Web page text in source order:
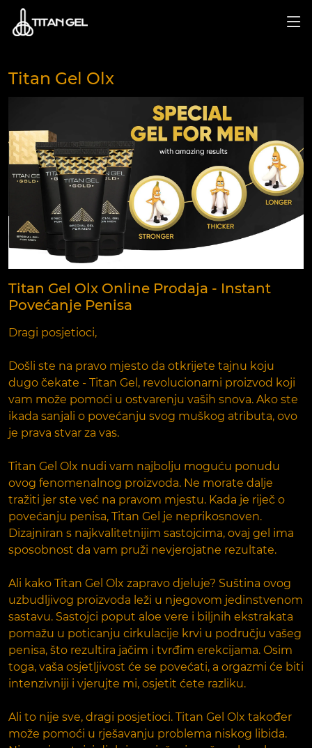
Titan Gel Olx
Titan Gel Olx Online Prodaja - Instant
Povećanje Penisa
Dragi posjetioci,
Došli ste na pravo mjesto da otkrijete tajnu koju
dugo čekate - Titan Gel, revolucionarni proizvod koji
vam može pomoći u ostvarenju vaših snova. Ako ste
ikada sanjali o povećanju svog muškog atributa, ovo
je prava stvar za vas.
Titan Gel Olx nudi vam najbolju moguću ponudu
ovog fenomenalnog proizvoda. Ne morate dalje
tražiti jer ste već na pravom mjestu. Kada je riječ o
povećanju penisa, Titan Gel je neprikosnoven.
Dizajniran s najkvalitetnijim sastojcima, ovaj gel ima
sposobnost da vam pruži nevjerojatne rezultate.
Ali kako Titan Gel Olx zapravo djeluje? Suština ovog
uzbudljivog proizvoda leži u njegovom jedinstvenom
sastavu. Sastojci poput aloe vere i biljnih ekstrakata
pomažu u poticanju cirkulacije krvi u području vašeg
penisa, što rezultira jačim i tvrđim erekcijama. Osim
toga, vaša osjetljivost će se povećati, a orgazmi će biti
intenzivniji i vjerujte mi, osjetit ćete razliku.
Ali to nije sve, dragi posjetioci. Titan Gel Olx također
može pomoći u rješavanju problema niskog libida.